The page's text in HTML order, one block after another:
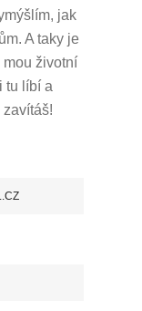
jak
A taky je
mou životní
tu líbí a
zavítáš!